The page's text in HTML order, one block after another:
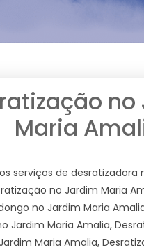
Maria
serviços de desratizadora
no Jardim Maria
no Jardim Maria
Jardim Maria Amalia,
Maria Amalia,